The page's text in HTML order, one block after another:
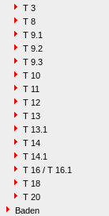
T 3
T 8
T 9.1
T 9.2
T 9.3
T 10
T 11
T 12
T 13
T 13.1
T 14
T 14.1
T 16 / T 16.1
T 18
T 20
Baden